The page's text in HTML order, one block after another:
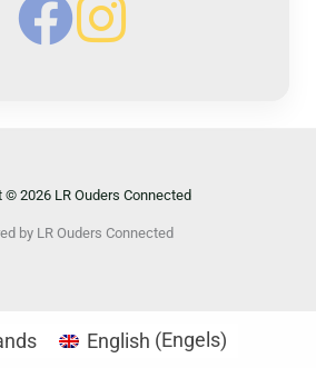
© 2026 LR Ouders Connected
by LR Ouders Connected
English (Engels)